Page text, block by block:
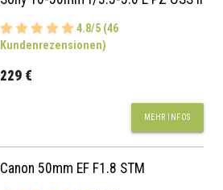
4.8/5 (46
Kundenrezensionen)
229 €
MEHR INFOS
Canon 50mm EF F1.8 STM